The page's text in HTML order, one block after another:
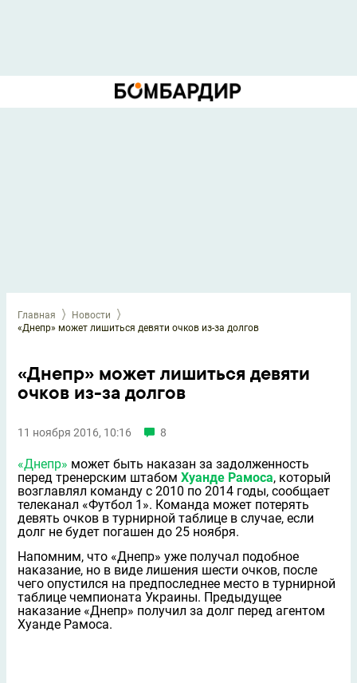
Главная
Новости
«Днепр» может лишиться девяти очков из-за долгов
«Днепр» может лишиться девяти
очков из-за долгов
11 ноября 2016, 10:16 8
«Днепр» может быть наказан за задолженность
перед тренерским штабом Хуанде Рамоса, который
возглавлял команду с 2010 по 2014 годы, сообщает
телеканал «Футбол 1». Команда может потерять
девять очков в турнирной таблице в случае, если
долг не будет погашен до 25 ноября.
Напомним, что «Днепр» уже получал подобное
наказание, но в виде лишения шести очков, после
чего опустился на предпоследнее место в турнирной
таблице чемпионата Украины. Предыдущее
наказание «Днепр» получил за долг перед агентом
Хуанде Рамоса.